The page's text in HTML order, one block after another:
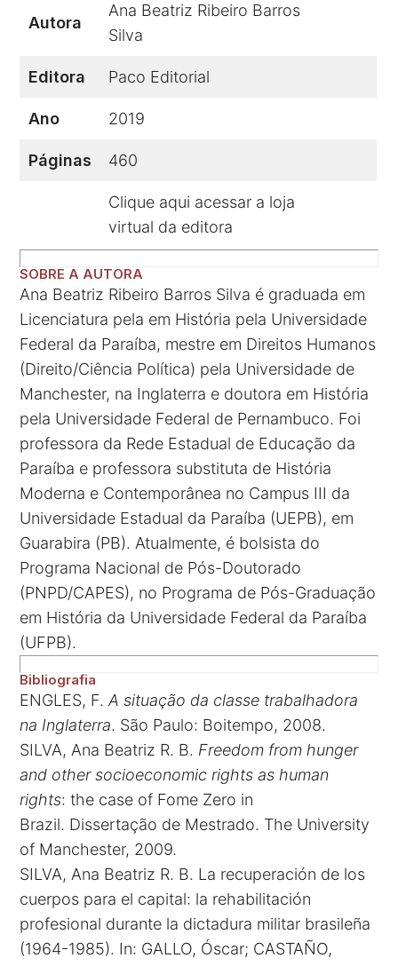
Autora
Ana Beatriz Ribeiro Barros
Silva
Editora Paco Editorial
Ano 2019
Páginas 460
Clique aqui acessar a loja
virtual da editora
SOBRE A AUTORA
Ana Beatriz Ribeiro Barros Silva é graduada em
Licenciatura pela em História pela Universidade
Federal da Paraíba, mestre em Direitos Humanos
(Direito/Ciência Política) pela Universidade de
Manchester, na Inglaterra e doutora em História
pela Universidade Federal de Pernambuco. Foi
professora da Rede Estadual de Educação da
Paraíba e professora substituta de História
Moderna e Contemporânea no Campus III da
Universidade Estadual da Paraíba (UEPB), em
Guarabira (PB). Atualmente, é bolsista do
Programa Nacional de Pós-Doutorado
(PNPD/CAPES), no Programa de Pós-Graduação
em História da Universidade Federal da Paraíba
(UFPB).
Bibliografia
ENGLES, F.A situação da classe trabalhadora
na Inglaterra. São Paulo: Boitempo, 2008.
SILVA, Ana Beatriz R. B. Freedom from hunger
and other socioeconomic rights as human
rights: the case of Fome Zero in
Brazil. Dissertação de Mestrado. The University
of Manchester, 2009.
SILVA, Ana Beatriz R. B. La recuperación de los
cuerpos para el capital: la rehabilitación
profesional durante la dictadura militar brasileña
(1964-1985). In: GALLO, Óscar; CASTAÑO,